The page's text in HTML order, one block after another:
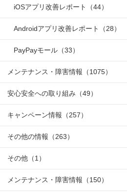
iOSアプリ改善レポート （44）
Androidアプリ改善レポート （28）
PayPayモール （33）
メンテナンス・障害情報 （1075）
安心安全への取り組み （49）
キャンペーン情報 （257）
その他の情報 （263）
その他 （1）
メンテナンス・障害情報 （150）